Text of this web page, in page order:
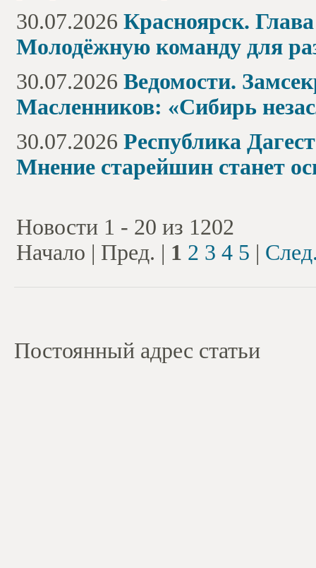
30.07.2026 Красноярск.
Молодёжную команду для
30.07.2026 Ведомости.
Масленников: «Сибирь
30.07.2026 Республика
Мнение старейшин станет
Новости 1 - 20 из 1202
Начало | Пред. | 1 2 3 4 5 |
Постоянный адрес статьи